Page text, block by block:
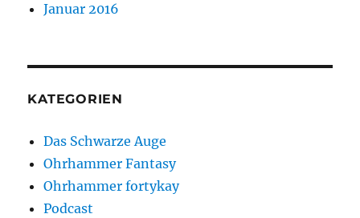
Januar 2016
KATEGORIEN
Das Schwarze Auge
Ohrhammer Fantasy
Ohrhammer fortykay
Podcast